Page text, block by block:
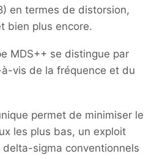
en termes de distorsion,
bien plus encore.
MDS++ se distingue par
vis de la fréquence et du
permet de minimiser le
les plus bas, un exploit
sigma conventionnels